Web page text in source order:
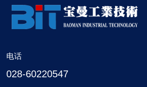
电话
028-60220547